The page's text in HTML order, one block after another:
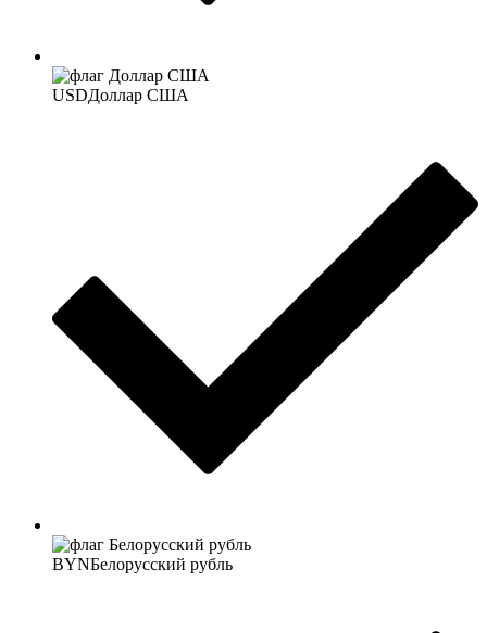
USDДоллар США
BYNБелорусский рубль